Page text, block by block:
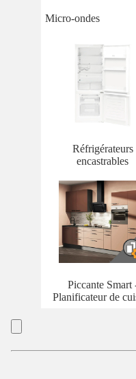
Micro-ondes
Réfrigérateurs
encastrables
Piccante Smart
Planificateur de